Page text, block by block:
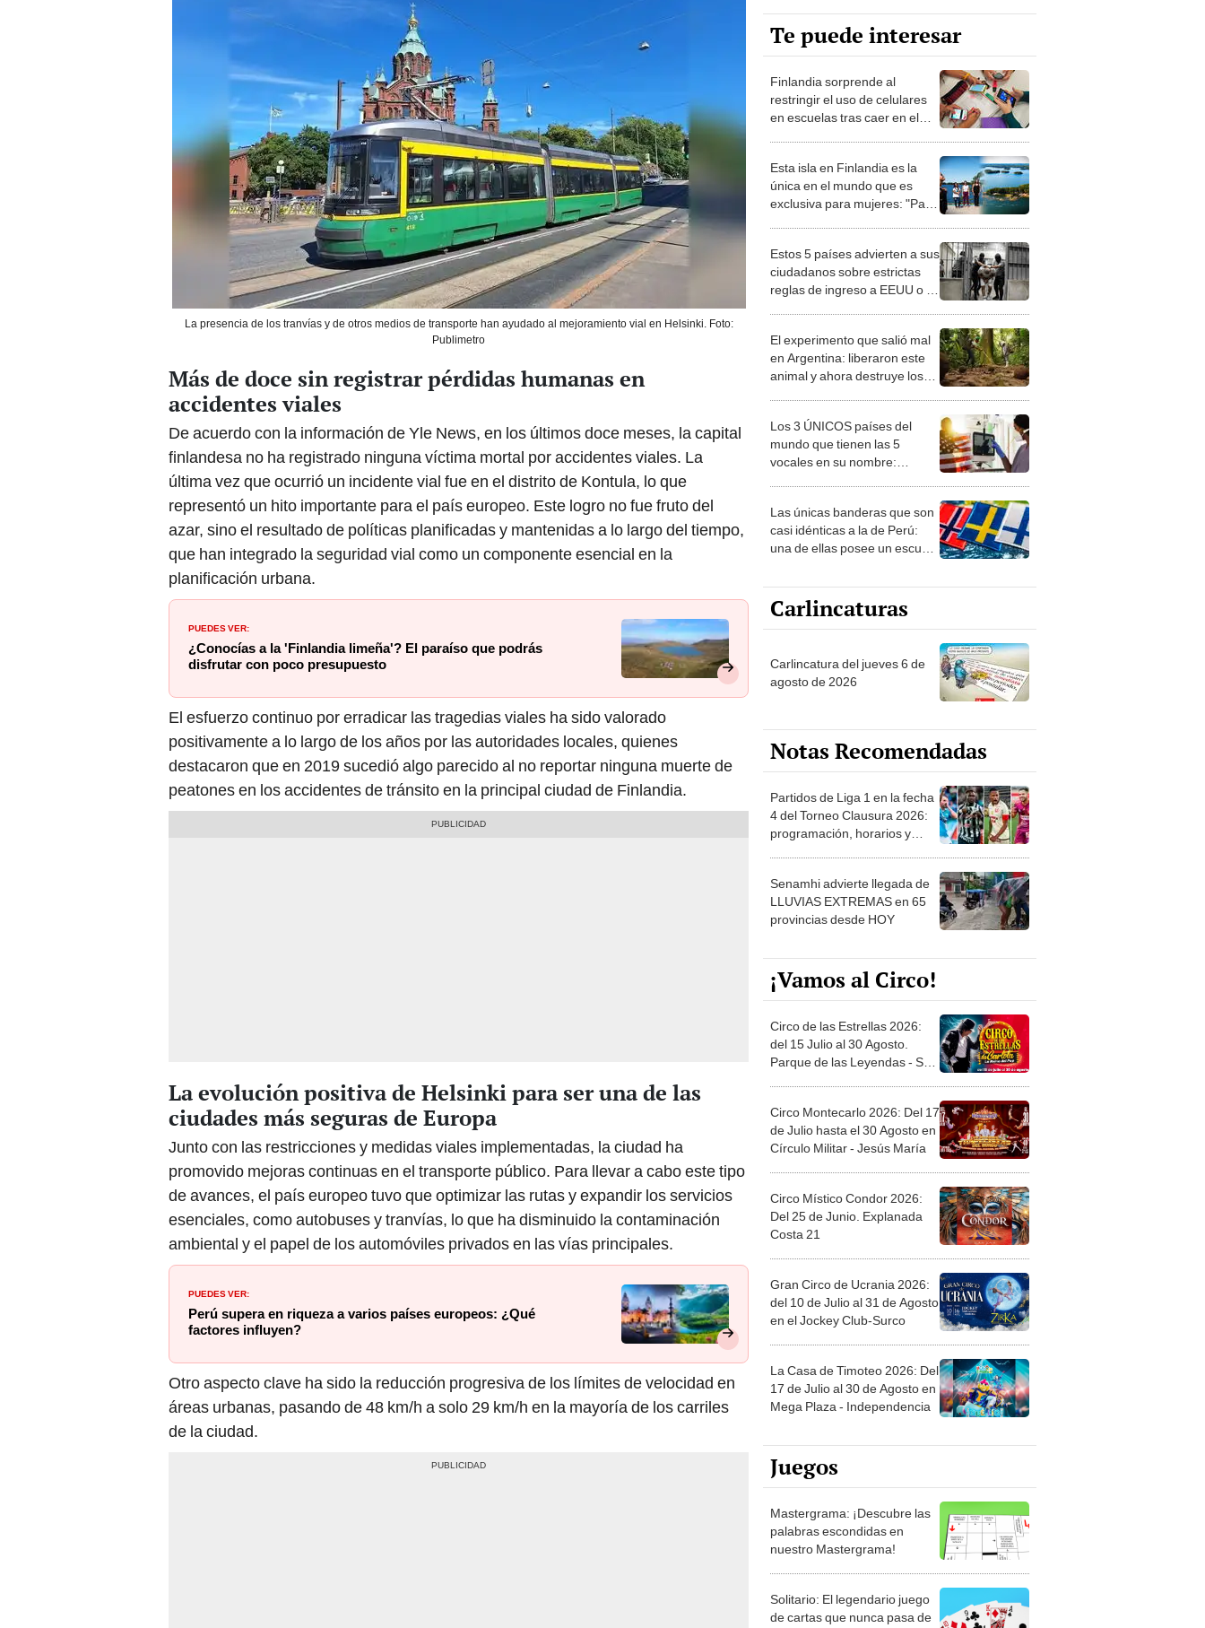
La presencia de los tranvías y de otros medios de transporte han ayudado al mejoramiento vial en Helsinki. Foto:
Publimetro
Más de doce sin registrar pérdidas humanas en
accidentes viales
De acuerdo con la información de Yle News, en los últimos doce meses, la capital
finlandesa no ha registrado ninguna víctima mortal por accidentes viales. La
última vez que ocurrió un incidente vial fue en el distrito de Kontula, lo que
representó un hito importante para el país europeo. Este logro no fue fruto del
azar, sino el resultado de políticas planificadas y mantenidas a lo largo del tiempo,
que han integrado la seguridad vial como un componente esencial en la
planificación urbana.
PUEDES VER:
¿Conocías a la 'Finlandia limeña'? El paraíso que podrás
disfrutar con poco presupuesto
El esfuerzo continuo por erradicar las tragedias viales ha sido valorado
positivamente a lo largo de los años por las autoridades locales, quienes
destacaron que en 2019 sucedió algo parecido al no reportar ninguna muerte de
peatones en los accidentes de tránsito en la principal ciudad de Finlandia.
La evolución positiva de Helsinki para ser una de las
ciudades más seguras de Europa
Junto con las restricciones y medidas viales implementadas, la ciudad ha
promovido mejoras continuas en el transporte público. Para llevar a cabo este tipo
de avances, el país europeo tuvo que optimizar las rutas y expandir los servicios
esenciales, como autobuses y tranvías, lo que ha disminuido la contaminación
ambiental y el papel de los automóviles privados en las vías principales.
PUEDES VER:
Perú supera en riqueza a varios países europeos: ¿Qué
factores influyen?
Otro aspecto clave ha sido la reducción progresiva de los límites de velocidad en
áreas urbanas, pasando de 48 km/h a solo 29 km/h en la mayoría de los carriles
de la ciudad.
Te puede interesar
Finlandia sorprende al
restringir el uso de celulares
en escuelas tras caer en el
Esta isla en Finlandia es la
única en el mundo que es
exclusiva para mujeres: "Para
Estos 5 países advierten a sus
ciudadanos sobre estrictas
reglas de ingreso a EEUU o se
El experimento que salió mal
en Argentina: liberaron este
animal y ahora destruye los
Los 3 ÚNICOS países del
mundo que tienen las 5
vocales en su nombre:
Las únicas banderas que son
casi idénticas a la de Perú:
una de ellas posee un escudo
Carlincaturas
Carlincatura del jueves 6 de
agosto de 2026
Notas Recomendadas
Partidos de Liga 1 en la fecha
4 del Torneo Clausura 2026:
programación, horarios y
Senamhi advierte llegada de
LLUVIAS EXTREMAS en 65
provincias desde HOY
¡Vamos al Circo!
Circo de las Estrellas 2026:
del 15 Julio al 30 Agosto.
Parque de las Leyendas - San
Circo Montecarlo 2026: Del 17
de Julio hasta el 30 Agosto en
Círculo Militar - Jesús María
Circo Místico Condor 2026:
Del 25 de Junio. Explanada
Costa 21
Gran Circo de Ucrania 2026:
del 10 de Julio al 31 de Agosto
en el Jockey Club-Surco
La Casa de Timoteo 2026: Del
17 de Julio al 30 de Agosto en
Mega Plaza - Independencia
Juegos
Mastergrama: ¡Descubre las
palabras escondidas en
nuestro Mastergrama!
Solitario: El legendario juego
de cartas que nunca pasa de